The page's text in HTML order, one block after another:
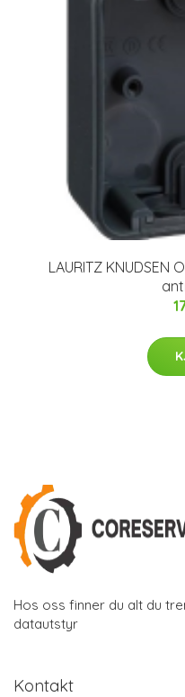
LAURITZ KNUDSEN
Hos oss finner du alt du
datautstyr
Kontakt